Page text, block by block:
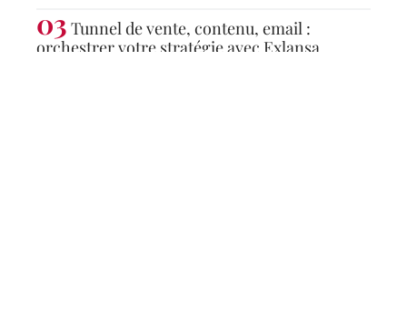
Tunnel de vente, contenu, email :
orchestrer votre stratégie avec Exlansa